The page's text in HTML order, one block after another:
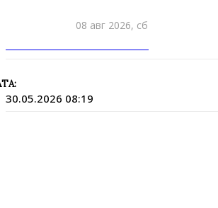
08 авг 2026, сб
30.05.2026 08:19